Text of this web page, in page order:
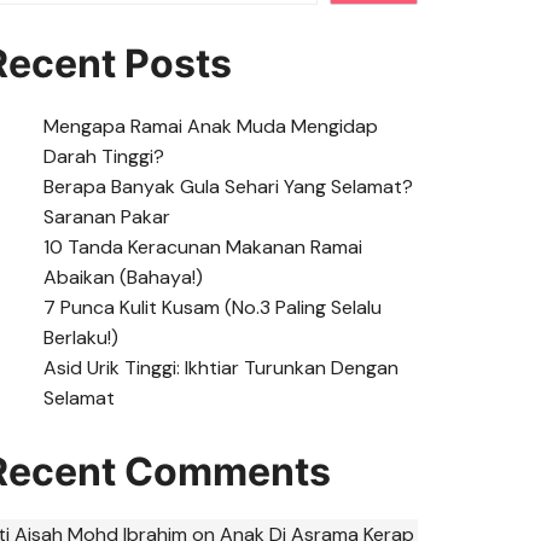
Posts
Mengapa Ramai Anak Muda Mengidap
Darah Tinggi?
Berapa Banyak Gula Sehari Yang Selamat?
Saranan Pakar
10 Tanda Keracunan Makanan Ramai
Abaikan (Bahaya!)
7 Punca Kulit Kusam (No.3 Paling Selalu
Berlaku!)
Asid Urik Tinggi: Ikhtiar Turunkan Dengan
Selamat
Comments
Aisah Mohd Ibrahim on Anak Di Asrama Kerap